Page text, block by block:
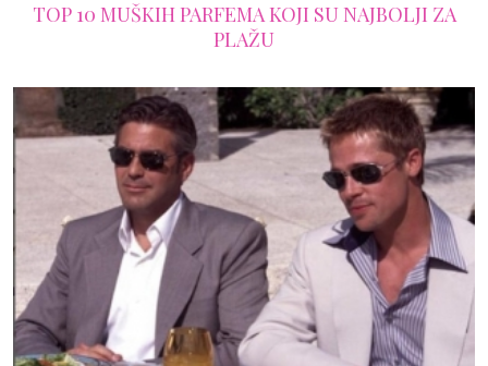
TOP 10 MUŠKIH PARFEMA KOJI SU NAJBOLJI ZA
PLAŽU